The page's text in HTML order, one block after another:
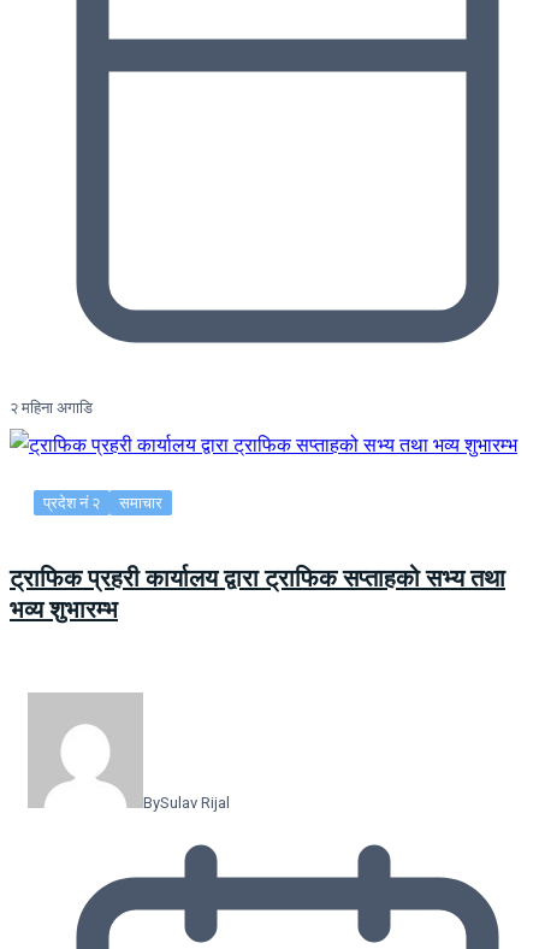
२ महिना अगाडि
प्रदेश नं २ समाचार
ट्राफिक प्रहरी कार्यालय द्वारा ट्राफिक सप्ताहको सभ्य तथा
भव्य शुभारम्भ
BySulav Rijal